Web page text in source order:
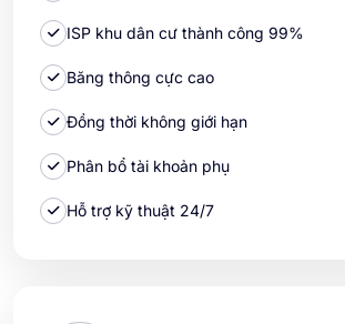
ISP khu dân cư thành công 99%
Băng thông cực cao
Đồng thời không giới hạn
Phân bổ tài khoản phụ
Hỗ trợ kỹ thuật 24/7